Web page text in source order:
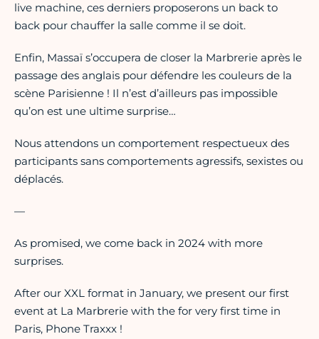
live machine, ces derniers proposerons un back to
back pour chauffer la salle comme il se doit.
Enfin, Massaï s’occupera de closer la Marbrerie après le
passage des anglais pour défendre les couleurs de la
scène Parisienne ! Il n’est d’ailleurs pas impossible
qu’on est une ultime surprise…
Nous attendons un comportement respectueux des
participants sans comportements agressifs, sexistes ou
déplacés.
—
As promised, we come back in 2024 with more
surprises.
After our XXL format in January, we present our first
event at La Marbrerie with the for very first time in
Paris, Phone Traxxx !